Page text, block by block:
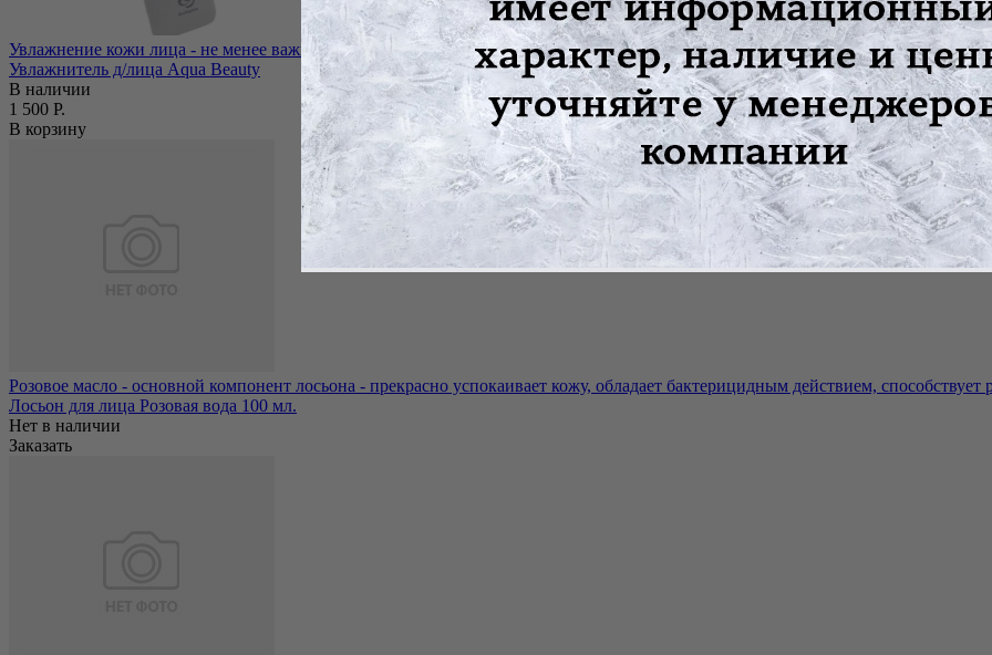
Увлажнение кожи лица - не менее важная процедура ухода за лицом, чем очищение или пилинг. В клетках кожи непрерывно
Увлажнитель д/лица Aqua Beauty
В наличии
1 500 Р.
В корзину
Розовое масло - основной компонент лосьона - прекрасно успокаивает кожу, обладает бактерицидным действием, способствует
Лосьон для лица Розовая вода 100 мл.
Нет в наличии
Заказать